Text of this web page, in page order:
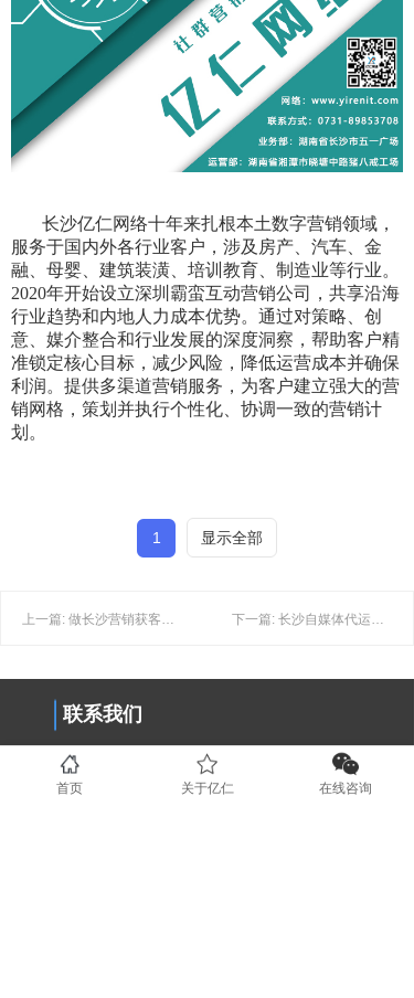
长沙亿仁网络十年来扎根本土数字营销领域，
服务于国内外各行业客户，涉及房产、汽车、金
融、母婴、建筑装潢、培训教育、制造业等行业。
2020年开始设立深圳霸蛮互动营销公司，共享沿海
行业趋势和内地人力成本优势。通过对策略、创
意、媒介整合和行业发展的深度洞察，帮助客户精
准锁定核心目标，减少风险，降低运营成本并确保
利润。提供多渠道营销服务，为客户建立强大的营
销网格，策划并执行个性化、协调一致的营销计
划。
1 显示全部
联系我们
0731-89853708
首页 关于亿仁 在线咨询